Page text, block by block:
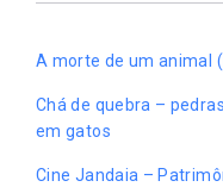
A morte de um animal
Chá de quebra –
em gatos
Cine Jandaia –